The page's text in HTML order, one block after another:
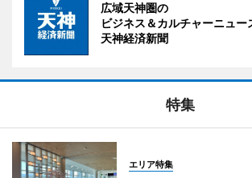
広域天神圏の
ビジネス＆カルチャーニュー
天神経済新聞
特集
エリア特集